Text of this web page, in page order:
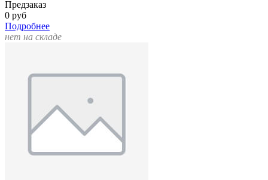
Предзаказ
0 руб
Подробнее
нет на складе